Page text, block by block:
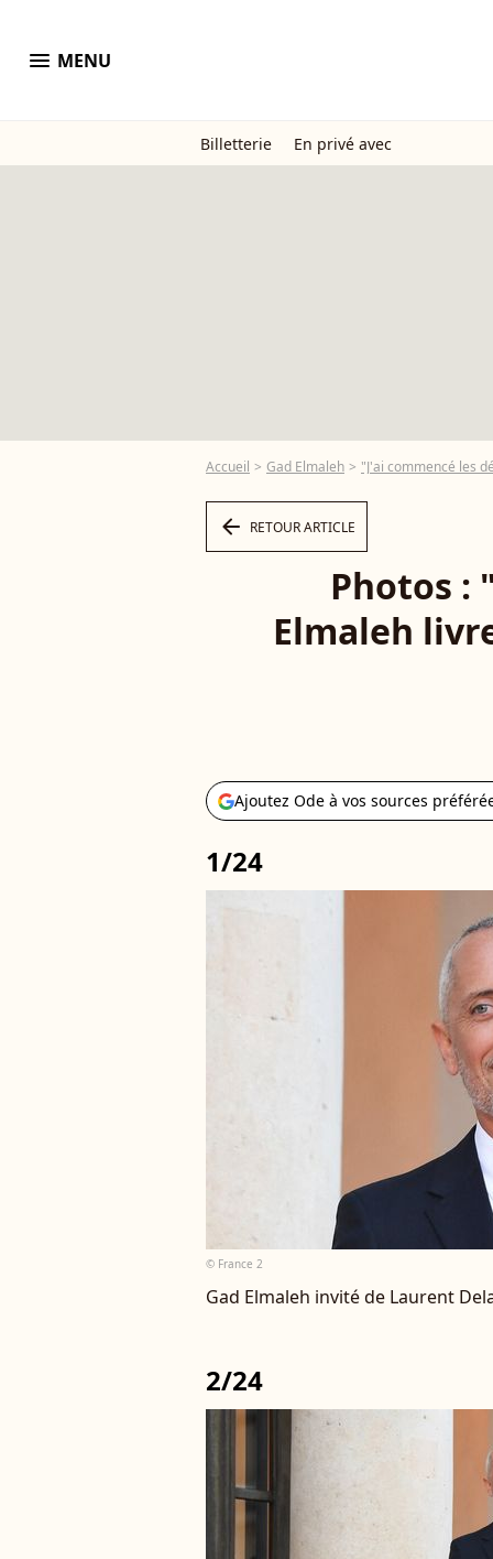
menu MENU
Billetterie En privé avec
Accueil Gad Elmaleh "J'ai commencé les
arrow_left RETOUR ARTICLE
Photos :
Elmaleh
Ajoutez Ode à vos sources
1/24
© France 2
Gad Elmaleh invité de Laurent
2/24